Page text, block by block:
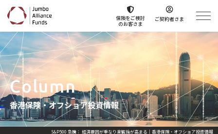
保険をご検討
のお客さま
ご契約者さま
Column
香港保険・オフショア投資情報
S&P500 急騰： 経済要因が重なり楽観論が高まる｜香港保険・オフショア投資情報